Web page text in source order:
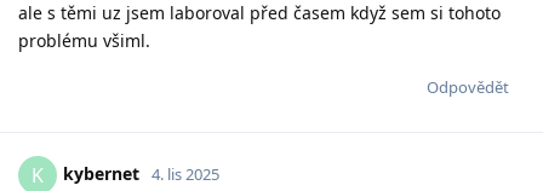
ale s těmi uz jsem laboroval před časem když sem si tohoto
problému všiml.
Odpovědět
K kybernet 4. lis 2025